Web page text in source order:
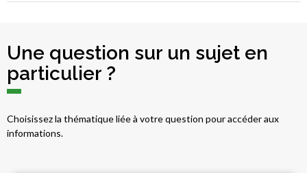
Une question sur un sujet en
particulier ?
Choisissez la thématique liée à votre question pour accéder aux
informations.